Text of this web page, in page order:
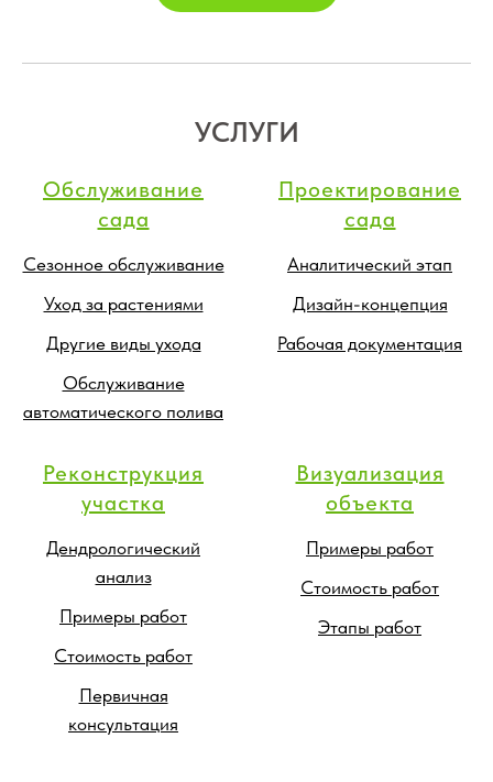
УСЛУГИ
Обслуживание
сада
Сезонное обслуживание
Уход за растениями
Другие виды ухода
Обслуживание
автоматического полива
Проектирование
сада
Аналитический этап
Дизайн-концепция
Рабочая документация
Реконструкция
участка
Дендрологический
анализ
Примеры работ
Стоимость работ
Первичная
консультация
Визуализация
объекта
Примеры работ
Стоимость работ
Этапы работ